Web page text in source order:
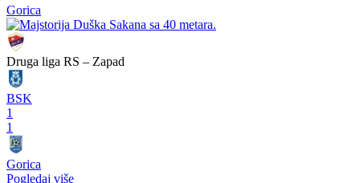
Gorica
Druga liga RS – Zapad
BSK
1
1
Gorica
Pogledaj više